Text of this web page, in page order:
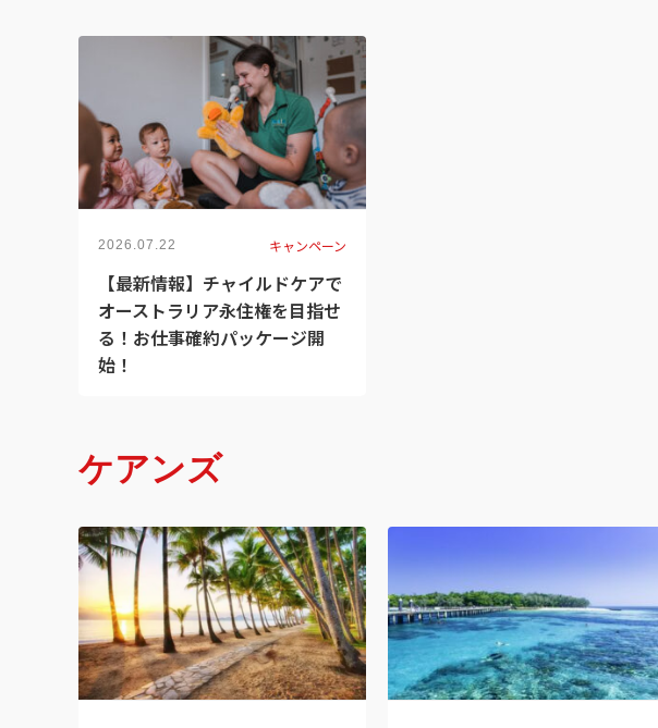
2026.07.22 キャンペーン
【最新情報】チャイルドケアで
オーストラリア永住権を目指せ
る！お仕事確約パッケージ開
始！
ケアンズ